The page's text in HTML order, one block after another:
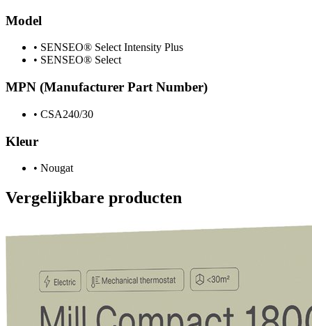
Model
• SENSEO® Select Intensity Plus
• SENSEO® Select
MPN (Manufacturer Part Number)
• CSA240/30
Kleur
• Nougat
Vergelijkbare producten